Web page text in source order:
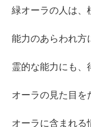
緑オーラの人は、
能力のあらわれ方
霊的な能力にも、
オーラの見た目を
オーラに含まれる